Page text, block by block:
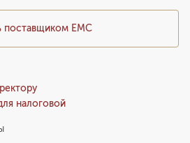
поставщиком ЕМС
налоговой